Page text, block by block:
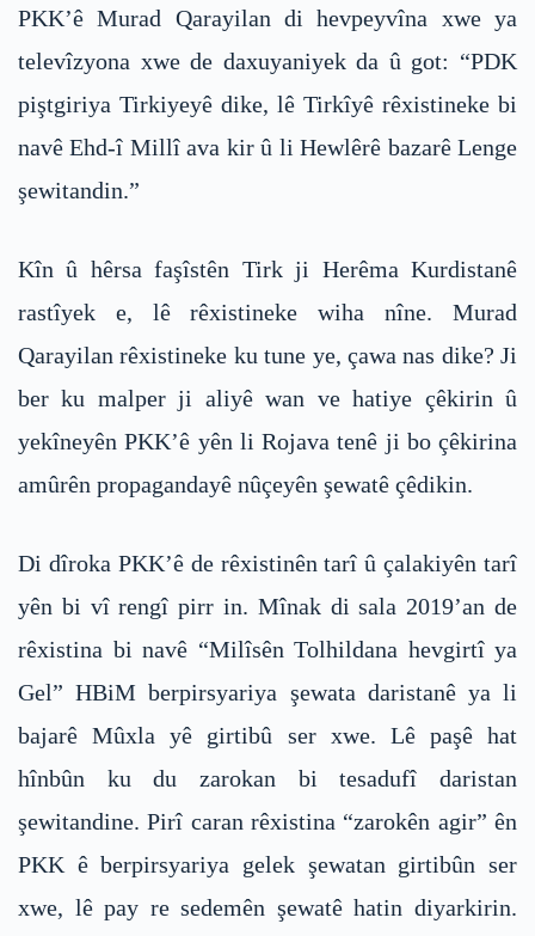
PKK’ê Murad Qarayilan di hevpeyvîna xwe ya
televîzyona xwe de daxuyaniyek da û got: “PDK
piştgiriya Tirkiyeyê dike, lê Tirkîyê rêxistineke bi
navê Ehd-î Millî ava kir û li Hewlêrê bazarê Lenge
şewitandin.”
Kîn û hêrsa faşîstên Tirk ji Herêma Kurdistanê
rastîyek e, lê rêxistineke wiha nîne. Murad
Qarayilan rêxistineke ku tune ye, çawa nas dike? Ji
ber ku malper ji aliyê wan ve hatiye çêkirin û
yekîneyên PKK’ê yên li Rojava tenê ji bo çêkirina
amûrên propagandayê nûçeyên şewatê çêdikin.
Di dîroka PKK’ê de rêxistinên tarî û çalakiyên tarî
yên bi vî rengî pirr in. Mînak di sala 2019’an de
rêxistina bi navê “Milîsên Tolhildana hevgirtî ya
Gel” HBiM berpirsyariya şewata daristanê ya li
bajarê Mûxla yê girtibû ser xwe. Lê paşê hat
hînbûn ku du zarokan bi tesadufî daristan
şewitandine. Pirî caran rêxistina “zarokên agir” ên
PKK ê berpirsyariya gelek şewatan girtibûn ser
xwe, lê pay re sedemên şewatê hatin diyarkirin.